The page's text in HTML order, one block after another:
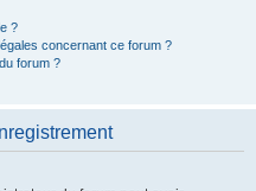
?
concernant ce forum ?
forum ?